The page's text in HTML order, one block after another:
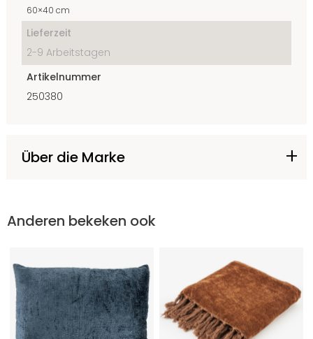
60×40 cm
Lieferzeit
2-9 Arbeitstagen
Artikelnummer
250380
Über die Marke
Anderen bekeken ook